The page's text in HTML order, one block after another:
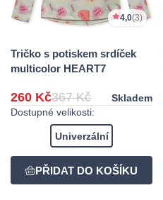
4,0(3)
Tričko s potiskem srdíček
multicolor HEART7
260 Kč367 Kč
Skladem
Dostupné velikosti:
Univerzální